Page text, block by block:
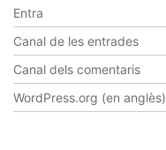
Entra
Canal de les entrades
Canal dels comentaris
WordPress.org (en anglès)